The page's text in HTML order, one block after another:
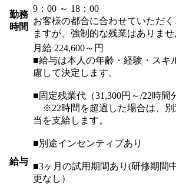
勤務
時間
9：00 ～ 18：00
お客様の都合に合わせていただく
ますが、強制的な残業はありませ
給与
月給 224,600～円
■給与は本人の年齢・経験・スキ
慮して決定します。
■固定残業代（31,300円～/22時間
※22時間を超過した場合は、別
当を支給します。
■別途インセンティブあり
■3ヶ月の試用期間あり(研修期間
更なし）